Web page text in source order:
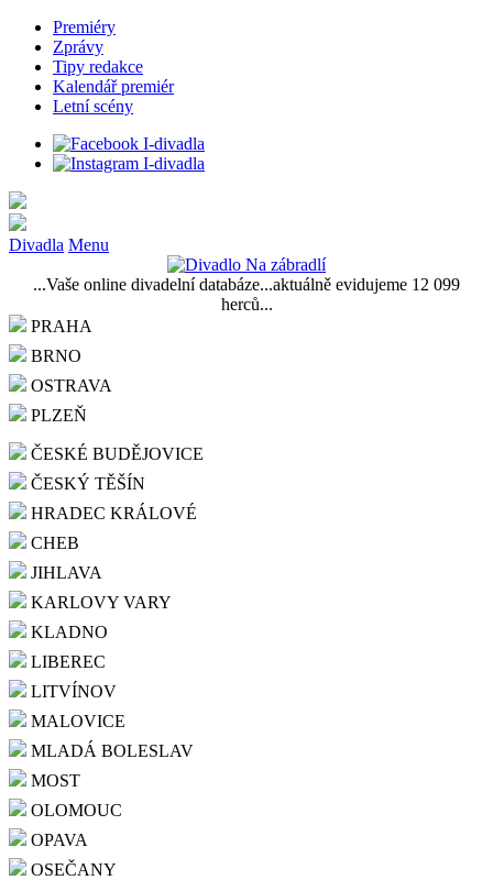
Premiéry
Zprávy
Tipy redakce
Kalendář premiér
Letní scény
Divadla Menu
...Vaše online divadelní databáze...aktuálně evidujeme 12 099
herců...
PRAHA
BRNO
OSTRAVA
PLZEŇ
ČESKÉ BUDĚJOVICE
ČESKÝ TĚŠÍN
HRADEC KRÁLOVÉ
CHEB
JIHLAVA
KARLOVY VARY
KLADNO
LIBEREC
LITVÍNOV
MALOVICE
MLADÁ BOLESLAV
MOST
OLOMOUC
OPAVA
OSEČANY